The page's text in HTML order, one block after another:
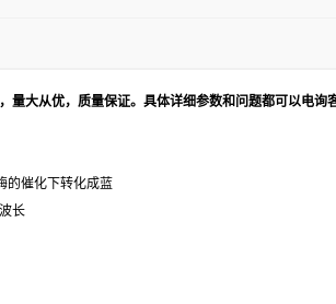
量大从优，质量保证。具体详细参数和问题都可以电询
的催化下转化成蓝
长